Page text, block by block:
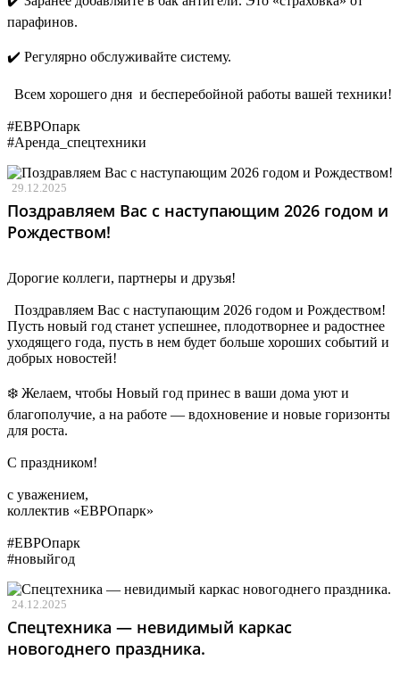
парафинов.
✔️ Регулярно обслуживайте систему.
Всем хорошего дня и бесперебойной работы вашей техники!
#ЕВРОпарк
#Аренда_спецтехники
29.12.2025
Поздравляем Вас с наступающим 2026 годом и
Рождеством!
Дорогие коллеги, партнеры и друзья!
Поздравляем Вас с наступающим 2026 годом и Рождеством!
Пусть новый год станет успешнее, плодотворнее и радостнее
уходящего года, пусть в нем будет больше хороших событий и
добрых новостей!
❄️ Желаем, чтобы Новый год принес в ваши дома уют и
благополучие, а на работе — вдохновение и новые горизонты
для роста.
С праздником!
с уважением,
коллектив «ЕВРОпарк»
#ЕВРОпарк
#новыйгод
24.12.2025
Спецтехника — невидимый каркас
новогоднего праздника.